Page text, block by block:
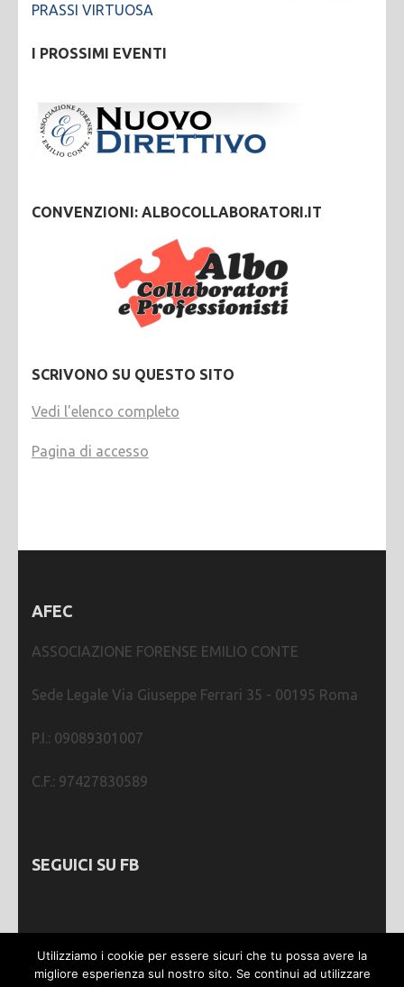
PRASSI VIRTUOSA
I PROSSIMI EVENTI
CONVENZIONI: ALBOCOLLABORATORI.IT
SCRIVONO SU QUESTO SITO
Vedi l'elenco completo
Pagina di accesso
AFEC
ASSOCIAZIONE FORENSE EMILIO CONTE
Sede Legale Via Giuseppe Ferrari 35 - 00195 Roma
P.I.: 09089301007
C.F.: 97427830589
SEGUICI SU FB
Utilizziamo i cookie per essere sicuri che tu possa avere la
migliore esperienza sul nostro sito. Se continui ad utilizzare